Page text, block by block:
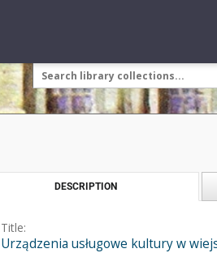
DESCRIPTION
Title:
Urządzenia usługowe kultury w